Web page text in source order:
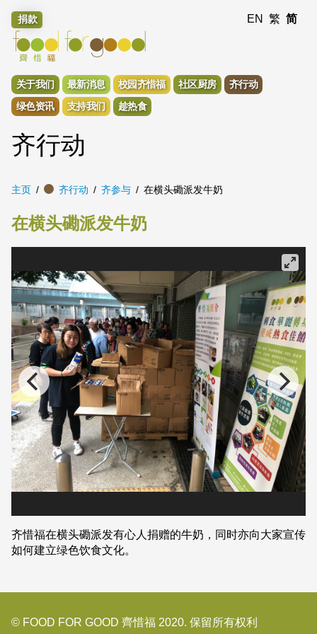
捐款 EN 繁 简
关于我们 最新消息 校园齐惜福 社区厨房
齐行动
绿色资讯
支持我们 趁热食
齐行动
主页 齐行动 齐参与 在横头磡派发牛奶
在横头磡派发牛奶
齐惜福在横头磡派发有心人捐赠的牛奶，同时亦向大家宣传
如何建立绿色饮食文化。
© FOOD FOR GOOD 齊惜福 2020. 保留所有权利